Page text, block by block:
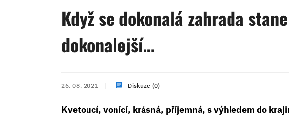
Když se dokonalá zahrada
dokonalejší…
26. 08. 2021 Diskuze (0)
Kvetoucí, vonící, krásná, příjemná, s výhledem do